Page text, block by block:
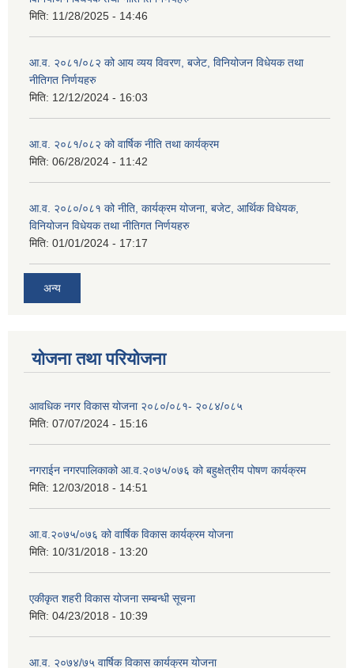
मिति: 11/28/2025 - 14:46
आ.व. २०८१/०८२ को आय व्यय विवरण, बजेट, विनियोजन विधेयक तथा
नीतिगत निर्णयहरु
मिति: 12/12/2024 - 16:03
आ.व. २०८१/०८२ को वार्षिक नीति तथा कार्यक्रम
मिति: 06/28/2024 - 11:42
आ.व. २०८०/०८१ को नीति, कार्यक्रम योजना, बजेट, आर्थिक विधेयक,
विनियोजन विधेयक तथा नीतिगत निर्णयहरु
मिति: 01/01/2024 - 17:17
अन्य
योजना तथा परियोजना
आवधिक नगर विकास योजना २०८०/०८१- २०८४/०८५
मिति: 07/07/2024 - 15:16
नगराईन नगरपालिकाको आ.व.२०७५/०७६ को बहुक्षेत्रीय पोषण कार्यक्रम
मिति: 12/03/2018 - 14:51
आ.व.२०७५/०७६ को वार्षिक विकास कार्यक्रम योजना
मिति: 10/31/2018 - 13:20
एकीकृत शहरी विकास योजना सम्बन्धी सूचना
मिति: 04/23/2018 - 10:39
आ.व. २०७४/७५ वार्षिक विकास कार्यक्रम योजना